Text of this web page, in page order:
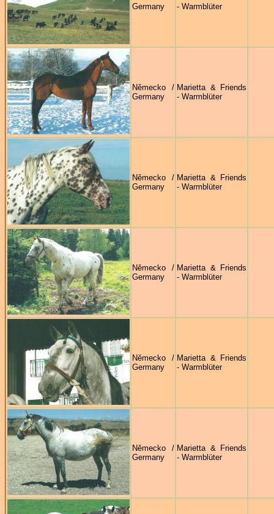
Germany
- Warmblüter
Německo /
Germany
Marietta & Friends
- Warmblüter
Německo /
Germany
Marietta & Friends
- Warmblüter
Německo /
Germany
Marietta & Friends
- Warmblüter
Německo /
Germany
Marietta & Friends
- Warmblüter
Německo /
Germany
Marietta & Friends
- Warmblüter